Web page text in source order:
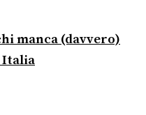
manca (davvero)
Italia